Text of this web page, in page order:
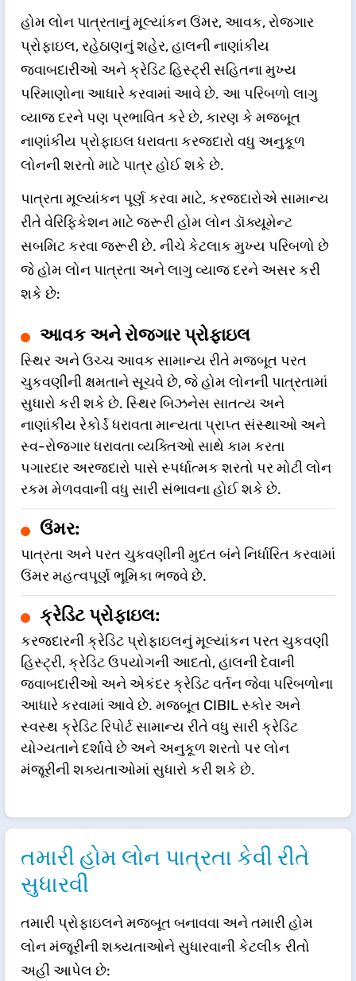
હોમ લોન પાત્રતાનું મૂલ્યાંકન ઉંમર, આવક, રોજગાર
પ્રોફાઇલ, રહેઠાણનું શહેર, હાલની નાણાંકીય
જવાબદારીઓ અને ક્રેડિટ હિસ્ટ્રી સહિતના મુખ્ય
પરિમાણોના આધારે કરવામાં આવે છે. આ પરિબળો લાગુ
વ્યાજ દરને પણ પ્રભાવિત કરે છે, કારણ કે મજબૂત
નાણાંકીય પ્રોફાઇલ ધરાવતા કરજદારો વધુ અનુકૂળ
લોનની શરતો માટે પાત્ર હોઈ શકે છે.
પાત્રતા મૂલ્યાંકન પૂર્ણ કરવા માટે, કરજદારોએ સામાન્ય
રીતે વેરિફિકેશન માટે જરૂરી હોમ લોન ડૉક્યૂમેન્ટ
સબમિટ કરવા જરૂરી છે. નીચે કેટલાક મુખ્ય પરિબળો છે
જે હોમ લોન પાત્રતા અને લાગુ વ્યાજ દરને અસર કરી
શકે છે:
આવક અને રોજગાર પ્રોફાઇલ
સ્થિર અને ઉચ્ચ આવક સામાન્ય રીતે મજબૂત પરત
ચુકવણીની ક્ષમતાને સૂચવે છે, જે હોમ લોનની પાત્રતામાં
સુધારો કરી શકે છે. સ્થિર બિઝનેસ સાતત્ય અને
નાણાંકીય રેકોર્ડ ધરાવતા માન્યતા પ્રાપ્ત સંસ્થાઓ અને
સ્વ-રોજગાર ધરાવતા વ્યક્તિઓ સાથે કામ કરતા
પગારદાર અરજદારો પાસે સ્પર્ધાત્મક શરતો પર મોટી લોન
રકમ મેળવવાની વધુ સારી સંભાવના હોઈ શકે છે.
ઉંમર:
પાત્રતા અને પરત ચુકવણીની મુદત બંને નિર્ધારિત કરવામાં
ઉંમર મહત્વપૂર્ણ ભૂમિકા ભજવે છે.
ક્રેડિટ પ્રોફાઇલ:
કરજદારની ક્રેડિટ પ્રોફાઇલનું મૂલ્યાંકન પરત ચુકવણી
હિસ્ટ્રી, ક્રેડિટ ઉપયોગની આદતો, હાલની દેવાની
જવાબદારીઓ અને એકંદર ક્રેડિટ વર્તન જેવા પરિબળોના
આધારે કરવામાં આવે છે. મજબૂત CIBIL સ્કોર અને
સ્વસ્થ ક્રેડિટ રિપોર્ટ સામાન્ય રીતે વધુ સારી ક્રેડિટ
યોગ્યતાને દર્શાવે છે અને અનુકૂળ શરતો પર લોન
મંજૂરીની શક્યતાઓમાં સુધારો કરી શકે છે.
તમારી હોમ લોન પાત્રતા કેવી રીતે
સુધારવી
તમારી પ્રોફાઇલને મજબૂત બનાવવા અને તમારી હોમ
લોન મંજૂરીની શક્યતાઓને સુધારવાની કેટલીક રીતો
અહીં આપેલ છે: